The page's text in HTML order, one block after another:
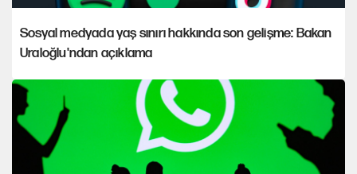
Sosyal medyada yaş sınırı hakkında son gelişme: Bakan
Uraloğlu'ndan açıklama